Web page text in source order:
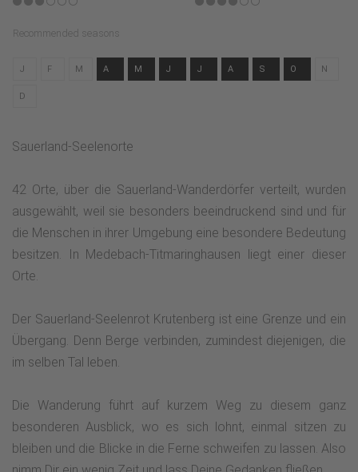
Recommended seasons
J F M A M J J A S O N
D
Sauerland-Seelenorte
42 Orte, über die Sauerland-Wanderdörfer verteilt, wurden
ausgewählt, weil sie besonders beeindruckend sind und für
die Menschen in ihrer Umgebung eine besondere Bedeutung
besitzen. In Medebach-Titmaringhausen liegt einer dieser
Orte.
Der Sauerland-Seelenrot Krutenberg ist eine Grenze und ein
Übergang. Denn Berge verbinden, zumindest diejenigen, die
im selben Tal leben.
Die Wanderung führt auf kurzem Weg zu diesem ganz
besonderen Ausblick, wo es sich lohnt, einmal sitzen zu
bleiben und die Blicke in die Ferne schweifen zu lassen. Also